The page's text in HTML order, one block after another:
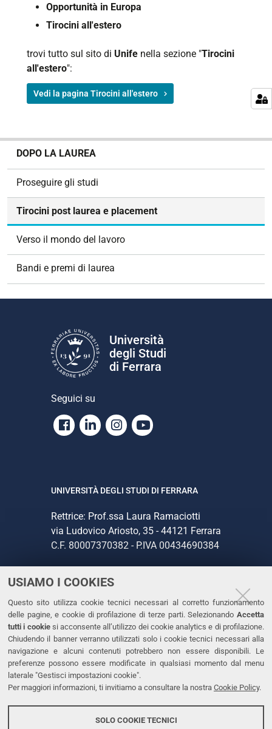
USIAMO I COOKIES
Questo sito utilizza cookie tecnici necessari al corretto funzionamento
delle pagine, e cookie di profilazione di terze parti. Selezionando Accetta
tutti i cookiesi acconsente all’utilizzo dei cookie analytics e di profilazione.
Chiudendo il banner verranno utilizzati solo i cookie tecnici necessari alla
navigazione e alcuni contenuti potrebbero non essere disponibili. Le
preferenze possono essere modificate in qualsiasi momento dal menu
laterale "Gestisci impostazioni cookie".
Per maggiori informazioni, ti invitiamo a consultare la nostra Cookie Policy.
SOLO COOKIE TECNICI
Opportunità in Europa
Tirocini all'estero
trovi tutto sul sito di Unife nella sezione "Tirocini
all'estero":
Vedi la pagina Tirocini all'estero
DOPO LA LAUREA
Proseguire gli studi
Tirocini post laurea e placement
Verso il mondo del lavoro
Bandi e premi di laurea
Università
degli Studi
di Ferrara
Seguici su
Facebook
LinkedinInstagram
Youtube
UNIVERSITÀ DEGLI STUDI DI FERRARA
Rettrice: Prof.ssa Laura Ramaciotti
via Ludovico Ariosto, 35 - 44121 Ferrara
C.F. 80007370382 - P.IVA 00434690384
CONTATTI
Tel. +39 0532 293111
Fax. +39 0532 293031
PEC
LINKS
Dichiarazione di accessibilità